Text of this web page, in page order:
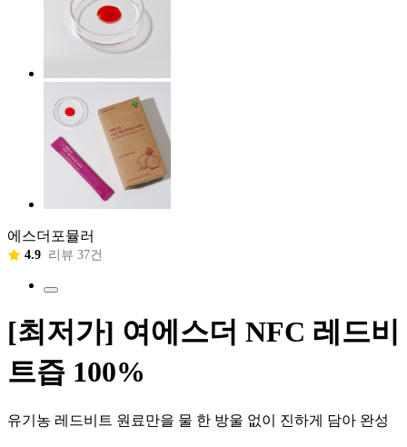
에스더포뮬러
4.9 리뷰 37건
[최저가] 여에스더 NFC 레드비
트즙 100%
유기농 레드비트 원료만을 물 한 방울 없이 진하게 담아 완성